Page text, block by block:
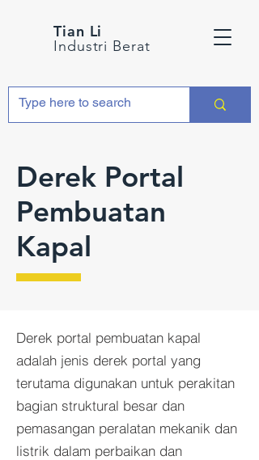
Tian Li
Industri Berat
Derek Portal
Pembuatan
Kapal
Derek portal pembuatan kapal
adalah jenis derek portal yang
terutama digunakan untuk perakitan
bagian struktural besar dan
pemasangan peralatan mekanik dan
listrik dalam perbaikan dan